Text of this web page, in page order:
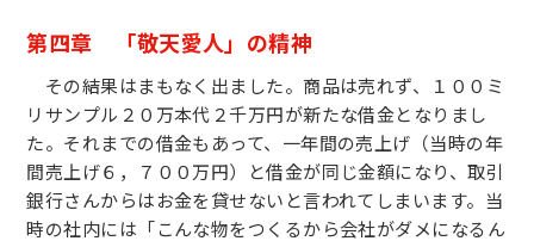
第四章 「敬天愛人」の精神
その結果はまもなく出ました。商品は売れず、１００ミ
リサンプル２０万本代２千万円が新たな借金となりまし
た。それまでの借金もあって、一年間の売上げ（当時の年
間売上げ６，７００万円）と借金が同じ金額になり、取引
銀行さんからはお金を貸せないと言われてしまいます。当
時の社内には「こんな物をつくるから会社がダメになるん